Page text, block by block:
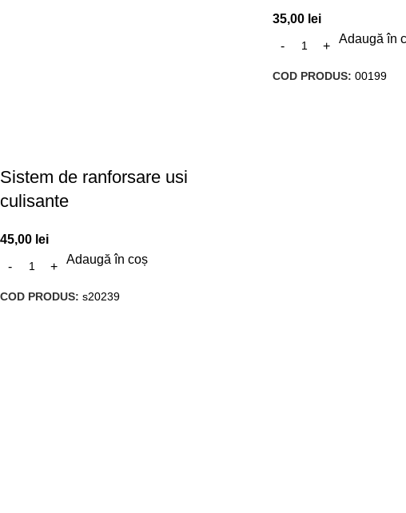
Sistem de ranforsare usi
culisante
45,00 lei
Adaugă în coș
COD PRODUS: s20239
35,00 lei
Adaugă în
COD PRODUS: 00199